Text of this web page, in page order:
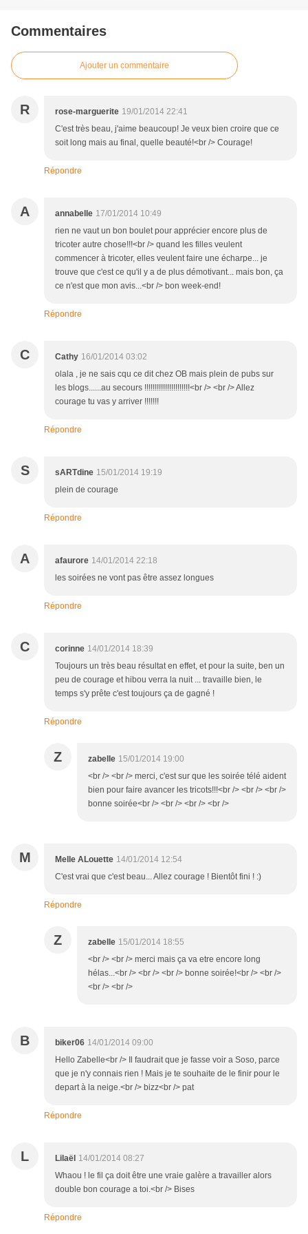
Commentaires
Ajouter un commentaire
R rose-marguerite 19/01/2014 22:41
C'est très beau, j'aime beaucoup! Je veux bien croire que ce
soit long mais au final, quelle beauté!<br /> Courage!
Répondre
A annabelle 17/01/2014 10:49
rien ne vaut un bon boulet pour apprécier encore plus de
tricoter autre chose!!!<br /> quand les filles veulent
commencer à tricoter, elles veulent faire une écharpe... je
trouve que c'est ce qu'il y a de plus démotivant... mais bon, ça
ce n'est que mon avis...<br /> bon week-end!
Répondre
C Cathy 16/01/2014 03:02
olala , je ne sais cqu ce dit chez OB mais plein de pubs sur
les blogs......au secours !!!!!!!!!!!!!!!!!!!!!!<br /> <br /> Allez
courage tu vas y arriver !!!!!!!
Répondre
S sARTdine 15/01/2014 19:19
plein de courage
Répondre
A afaurore 14/01/2014 22:18
les soirées ne vont pas être assez longues
Répondre
C corinne 14/01/2014 18:39
Toujours un très beau résultat en effet, et pour la suite, ben un
peu de courage et hibou verra la nuit ... travaille bien, le
temps s'y prête c'est toujours ça de gagné !
Répondre
Z zabelle 15/01/2014 19:00
<br /> <br /> merci, c'est sur que les soirée télé aident
bien pour faire avancer les tricots!!!<br /> <br /> <br />
bonne soirée<br /> <br /> <br /> <br />
M Melle ALouette 14/01/2014 12:54
C'est vrai que c'est beau... Allez courage ! Bientôt fini ! :)
Répondre
Z zabelle 15/01/2014 18:55
<br /> <br /> merci mais ça va etre encore long
hélas...<br /> <br /> <br /> bonne soirée!<br /> <br />
<br /> <br />
B biker06 14/01/2014 09:00
Hello Zabelle<br /> Il faudrait que je fasse voir a Soso, parce
que je n'y connais rien ! Mais je te souhaite de le finir pour le
depart à la neige.<br /> bizz<br /> pat
Répondre
L Lilaël 14/01/2014 08:27
Whaou ! le fil ça doit être une vraie galère a travailler alors
double bon courage a toi.<br /> Bises
Répondre